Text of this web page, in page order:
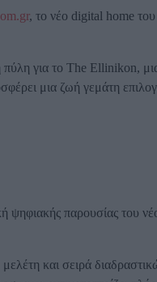
, το νέο digital home
για το The Ellinikon,
μια ζωή γεμάτη
ψηφιακής παρουσίας του
και σειρά